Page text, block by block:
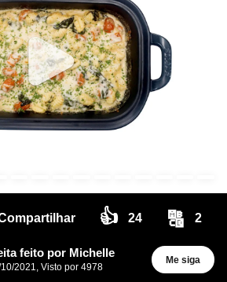
👍 24 🔠 2
feito por Michelle
2021, Visto por 4978
Me siga